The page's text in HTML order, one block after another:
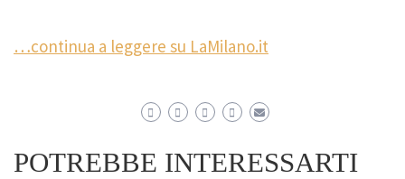
…continua a leggere su LaMilano.it
POTREBBE INTERESSARTI